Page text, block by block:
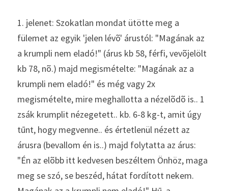
1. jelenet: Szokatlan mondat ütötte meg a
fülemet az egyik 'jelen lévõ' árustól: "Magának az
a krumpli nem eladó!" (árus kb 58, férfi, vevõjelölt
kb 78, nõ.) majd megismételte: "Magának az a
krumpli nem eladó!" és még vagy 2x
megismételte, mire meghallotta a nézelõdõ is.. 1
zsák krumplit nézegetett.. kb. 6-8 kg-t, amit úgy
tūnt, hogy megvenne.. és értetlenül nézett az
árusra (bevallom én is..) majd folytatta az árus:
"Én az elõbb itt kedvesen beszéltem Önhöz, maga
meg se szó, se beszéd, hátat fordított nekem.